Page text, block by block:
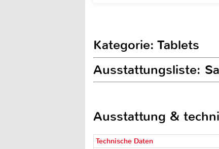
Kategorie: Tablets
Ausstattungsliste:
Ausstattung &
Technische Daten